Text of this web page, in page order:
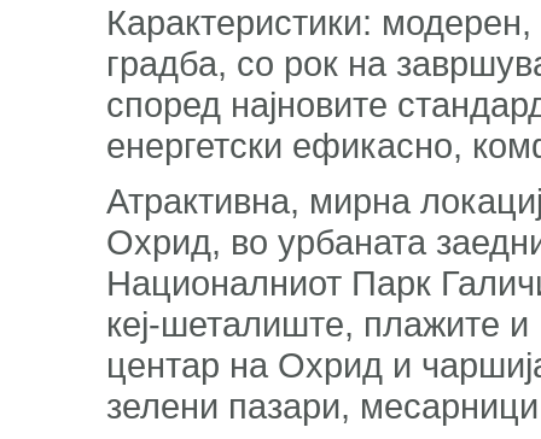
Карактеристики:
градба, со рок на
според најновите
енергетски ефикасно,
Атрактивна, мирна
Охрид, во урбаната
Националниот Парк
кеј-шеталиште, плажите и
центар на Охрид и
зелени пазари,